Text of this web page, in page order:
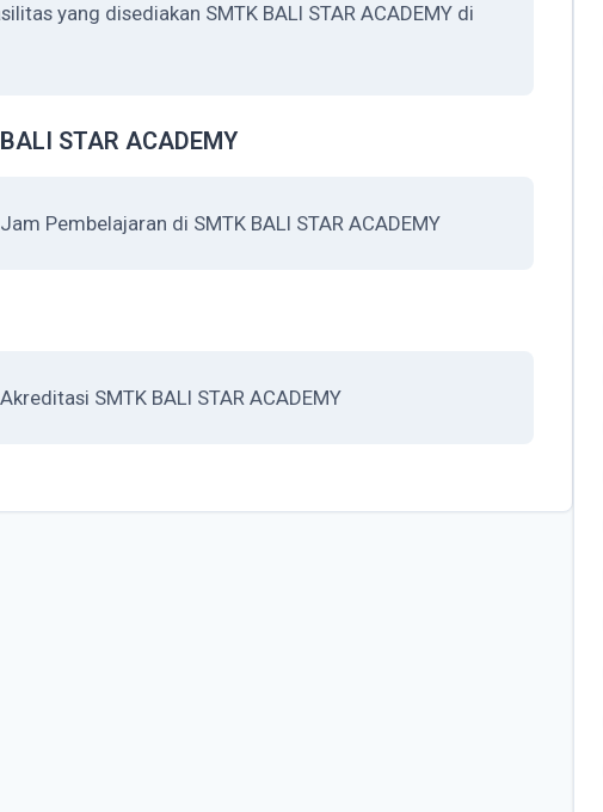
yang disediakan SMTK BALI STAR ACADEMY di
STAR ACADEMY
Pembelajaran di SMTK BALI STAR ACADEMY
SMTK BALI STAR ACADEMY